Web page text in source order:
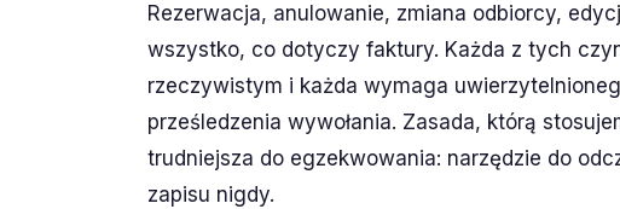
Rezerwacja, anulowanie, zmiana odbiorcy,
wszystko, co dotyczy faktury. Każda z tych
rzeczywistym i każda wymaga
prześledzenia wywołania. Zasada, którą
trudniejsza do egzekwowania: narzędzie do
zapisu nigdy.